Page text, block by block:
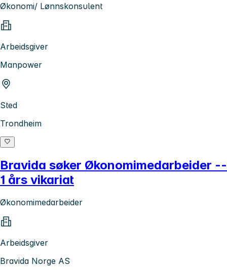
Økonomi/ Lønnskonsulent
Arbeidsgiver
Manpower
Sted
Trondheim
Bravida søker Økonomimedarbeider --
1 års vikariat
Økonomimedarbeider
Arbeidsgiver
Bravida Norge AS